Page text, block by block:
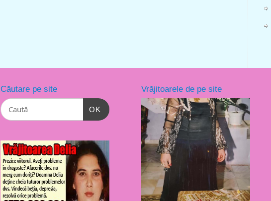
Căutare pe site
OK
Vrăjitoarele de pe site